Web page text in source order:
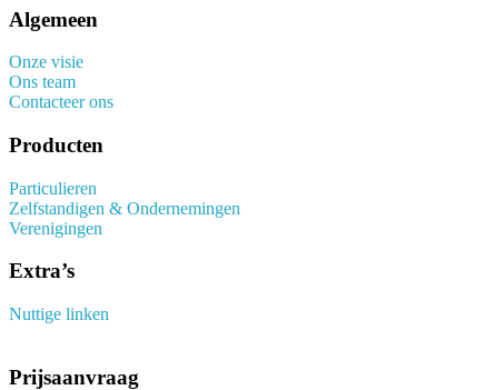
Algemeen
Onze visie
Ons team
Contacteer ons
Producten
Particulieren
Zelfstandigen & Ondernemingen
Verenigingen
Extra’s
Nuttige linken
Prijsaanvraag